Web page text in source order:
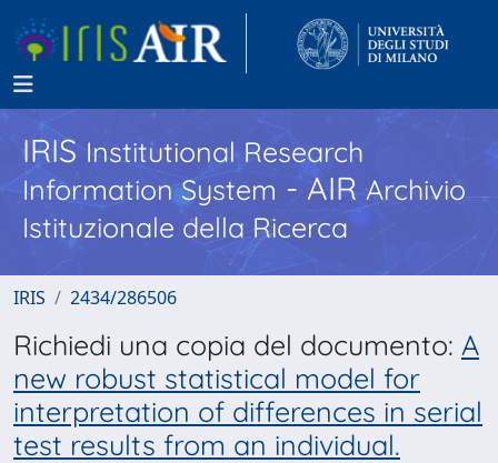
IRISInstitutional Research
Information System - AIR Archivio
Istituzionale della Ricerca
IRIS 2434/286506
Richiedi una copia del documento: A
new robust statistical model for
interpretation of differences in serial
test results from an individual.